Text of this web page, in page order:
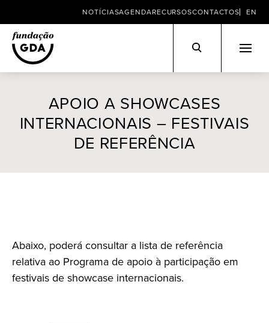
NOTÍCIASAGENDARECURSOSCONTACTOS EN
APOIO A SHOWCASES
INTERNACIONAIS – FESTIVAIS
DE REFERÊNCIA
Abaixo, poderá consultar a lista de referência
relativa ao Programa de apoio à participação em
festivais de showcase internacionais.